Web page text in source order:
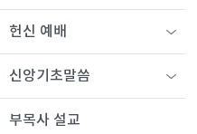
헌신 예배
신앙기초말씀
부목사 설교